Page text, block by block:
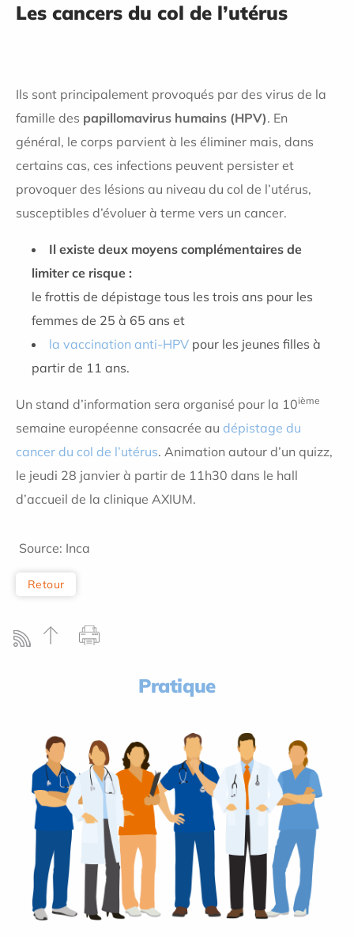
Les cancers du col de l’utérus
Ils sont principalement provoqués par des virus de la
famille des papillomavirus humains (HPV). En
général, le corps parvient à les éliminer mais, dans
certains cas, ces infections peuvent persister et
provoquer des lésions au niveau du col de l’utérus,
susceptibles d’évoluer à terme vers un cancer.
Il existe deux moyens complémentaires de
limiter ce risque :
le frottis de dépistage tous les trois ans pour les
femmes de 25 à 65 ans et
la vaccination anti-HPV pour les jeunes filles à
partir de 11 ans.
Un stand d’information sera organisé pour la 10ième
semaine européenne consacrée au dépistage du
cancer du col de l’utérus. Animation autour d’un quizz,
le jeudi 28 janvier à partir de 11h30 dans le hall
d’accueil de la clinique AXIUM.
Source: Inca
Retour
Pratique